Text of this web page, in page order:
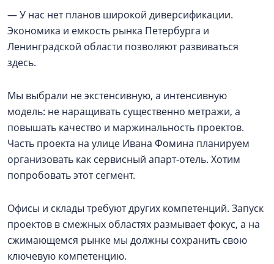
— У нас нет планов широкой диверсификации.
Экономика и емкость рынка Петербурга и
Ленинградской области позволяют развиваться
здесь.
Мы выбрали не экстенсивную, а интенсивную
модель: не наращивать существенно метражи, а
повышать качество и маржинальность проектов.
Часть проекта на улице Ивана Фомина планируем
организовать как сервисный апарт-отель. Хотим
попробовать этот сегмент.
Офисы и склады требуют других компетенций. Запуск
проектов в смежных областях размывает фокус, а на
сжимающемся рынке мы должны сохранить свою
ключевую компетенцию.